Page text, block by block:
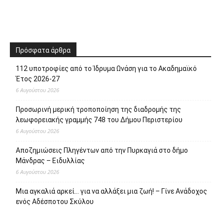
Πρόσφατα άρθρα
112 υποτροφίες από το Ίδρυμα Ωνάση για το Ακαδημαϊκό
Έτος 2026-27
6 Αυγούστου 2026
Προσωρινή μερική τροποποίηση της διαδρομής της
λεωφορειακής γραμμής 748 του Δήμου Περιστερίου
6 Αυγούστου 2026
Αποζημιώσεις Πληγέντων από την Πυρκαγιά στο δήμο
Μάνδρας – Ειδυλλίας
6 Αυγούστου 2026
Μια αγκαλιά αρκεί… για να αλλάξει μια ζωή! – Γίνε Ανάδοχος
ενός Αδέσποτου Σκύλου